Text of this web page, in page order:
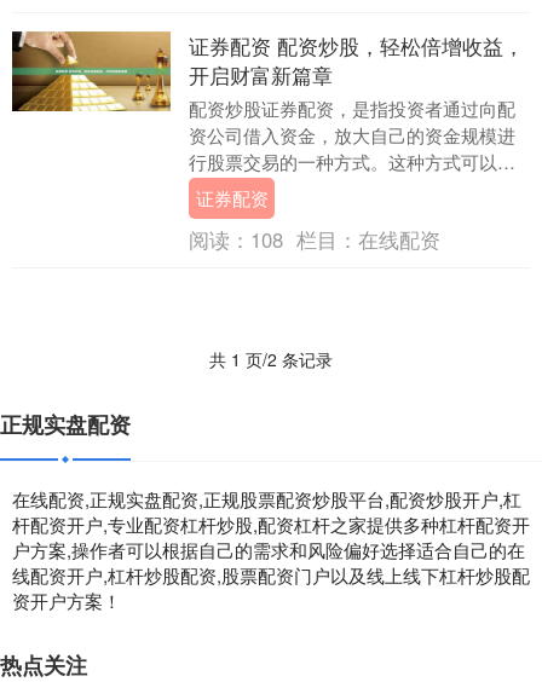
证券配资 配资炒股，轻松倍增收益，
开启财富新篇章
配资炒股证券配资，是指投资者通过向配
资公司借入资金，放大自己的资金规模进
行股票交易的一种方式。这种方式可以有
效提升投资者的收益率，但同时也伴随着
一定的风险。 1....
证券配资
阅读： 108 栏目： 在线配资
共 1 页/2 条记录
正规实盘配资
在线配资,正规实盘配资,正规股票配资炒股平台,配资炒股开户,杠
杆配资开户,专业配资杠杆炒股,配资杠杆之家提供多种杠杆配资开
户方案,操作者可以根据自己的需求和风险偏好选择适合自己的在
线配资开户,杠杆炒股配资,股票配资门户以及线上线下杠杆炒股配
资开户方案！
热点关注